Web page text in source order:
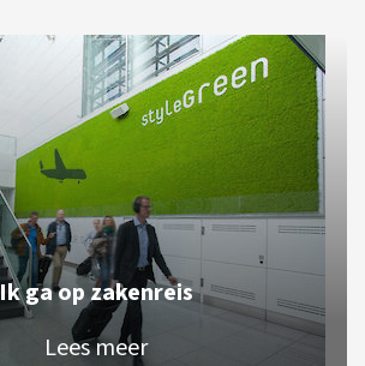
Ik ga op zakenreis
Lees meer